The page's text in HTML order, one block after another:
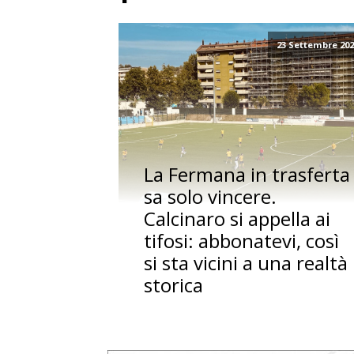
23 Settembre
La Fermana in trasferta
sa solo vincere.
Calcinaro si appella ai
tifosi: abbonatevi, così
si sta vicini a una realtà
storica